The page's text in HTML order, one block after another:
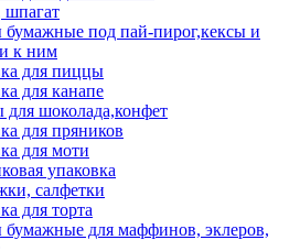
под пай-пирог,кексы и
к ним
для пиццы
для канапе
для шоколада,конфет
для пряников
для моти
упаковка
салфетки
для торта
для маффинов, эклеров,